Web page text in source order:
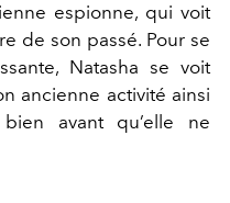
espionne, qui voit
de son passé. Pour se
Natasha se voit
ancienne activité ainsi
avant qu’elle ne